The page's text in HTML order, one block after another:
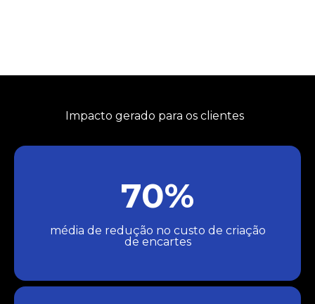
Impacto gerado para os clientes
70%
média de redução no custo de criação
de encartes